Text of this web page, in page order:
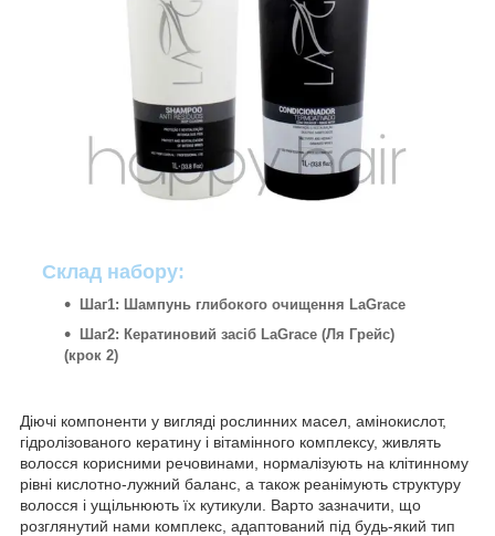
Склад набору:
Шаг1: Шампунь глибокого очищення LaGrace
Шаг2: Кератиновий засіб LaGrace (Ля Грейс)
(крок 2)
Діючі компоненти у вигляді рослинних масел, амінокислот,
гідролізованого кератину і вітамінного комплексу, живлять
волосся корисними речовинами, нормалізують на клітинному
рівні кислотно-лужний баланс, а також реанімують структуру
волосся і ущільнюють їх кутикули. Варто зазначити, що
розглянутий нами комплекс, адаптований під будь-який тип